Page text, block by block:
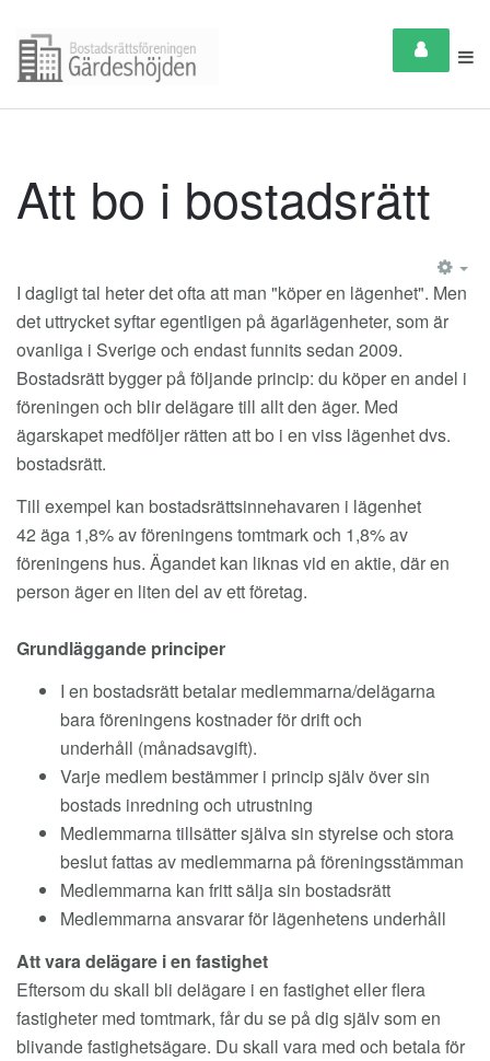
Att bo i bostadsrätt
I dagligt tal heter det ofta att man "köper en lägenhet". Men
det uttrycket syftar egentligen på ägarlägenheter, som är
ovanliga i Sverige och endast funnits sedan 2009.
Bostadsrätt bygger på följande princip: du köper en andel i
föreningen och blir delägare till allt den äger. Med
ägarskapet medföljer rätten att bo i en viss lägenhet dvs.
bostadsrätt.
Till exempel kan bostadsrättsinnehavaren i lägenhet
42 äga 1,8% av föreningens tomtmark och 1,8% av
föreningens hus. Ägandet kan liknas vid en aktie, där en
person äger en liten del av ett företag.
Grundläggande principer
I en bostadsrätt betalar medlemmarna/delägarna
bara föreningens kostnader för drift och
underhåll (månadsavgift).
Varje medlem bestämmer i princip själv över sin
bostads inredning och utrustning
Medlemmarna tillsätter själva sin styrelse och stora
beslut fattas av medlemmarna på föreningsstämman
Medlemmarna kan fritt sälja sin bostadsrätt
Medlemmarna ansvarar för lägenhetens underhåll
Att vara delägare i en fastighet
Eftersom du skall bli delägare i en fastighet eller flera
fastigheter med tomtmark, får du se på dig själv som en
blivande fastighetsägare. Du skall vara med och betala för